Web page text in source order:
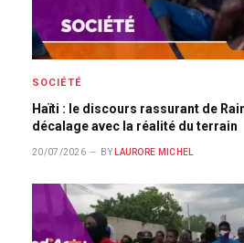
SOCIÉTÉ
Haïti : le discours rassurant de
décalage avec la réalité du terrain
20/07/2026 BY LAURORE MICHEL